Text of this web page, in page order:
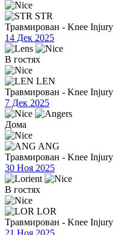
STR
Травмирован - Knee Injury
14 Дек 2025
В гостях
LEN
Травмирован - Knee Injury
7 Дек 2025
Дома
ANG
Травмирован - Knee Injury
30 Ноя 2025
В гостях
LOR
Травмирован - Knee Injury
21 Ноя 2025